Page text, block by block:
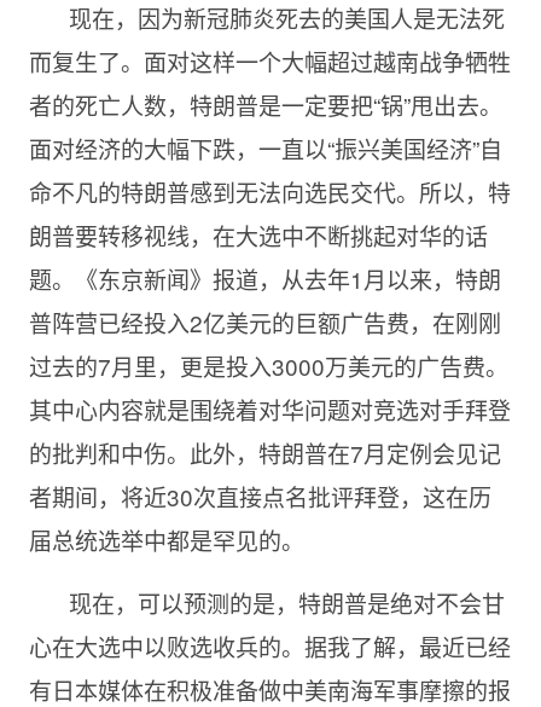
现在，因为新冠肺炎死去的美国人是无法死
而复生了。面对这样一个大幅超过越南战争牺牲
者的死亡人数，特朗普是一定要把“锅”甩出去。
面对经济的大幅下跌，一直以“振兴美国经济”自
命不凡的特朗普感到无法向选民交代。所以，特
朗普要转移视线，在大选中不断挑起对华的话
题。《东京新闻》报道，从去年1月以来，特朗
普阵营已经投入2亿美元的巨额广告费，在刚刚
过去的7月里，更是投入3000万美元的广告费。
其中心内容就是围绕着对华问题对竞选对手拜登
的批判和中伤。此外，特朗普在7月定例会见记
者期间，将近30次直接点名批评拜登，这在历
届总统选举中都是罕见的。
现在，可以预测的是，特朗普是绝对不会甘
心在大选中以败选收兵的。据我了解，最近已经
有日本媒体在积极准备做中美南海军事摩擦的报